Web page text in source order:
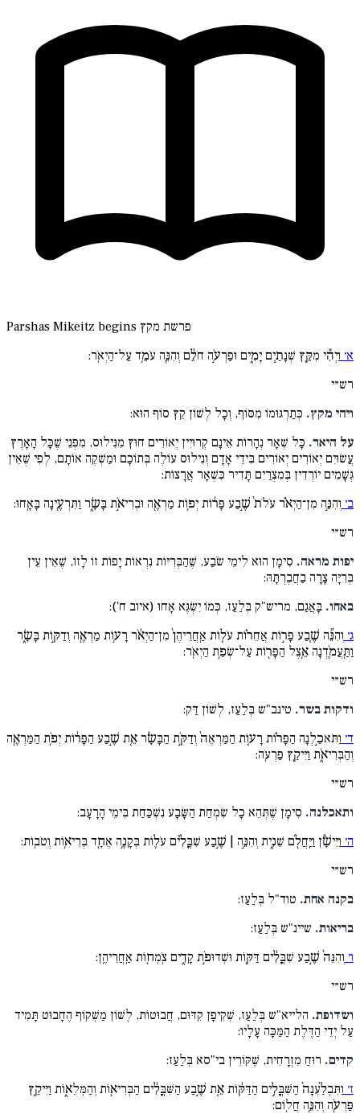
Parshas Mikeitz begins פרשת מקץ
א׳ וַיְהִ֕י מִקֵּ֖ץ שְׁנָתַ֣יִם יָמִ֑ים וּפַרְעֹ֣ה חֹלֵ֔ם וְהִנֵּ֖ה עֹמֵ֥ד עַל־הַיְאֹֽר:
רש״י
ויהי מקץ. כְּתַרְגּוּמוֹ מִסּוֹף, וְכָל לְשׁוֹן קֵץ סוֹף הוּא:
על היאר. כָּל שְׁאָר נְהָרוֹת אֵינָם קְרוּיִין יְאוֹרִים חוּץ מִנִּילוּס, מִפְּנֵי שֶׁכָּל הָאָרֶץ
עֲשׂוּיִם יְאוֹרִים יְאוֹרִים בִּידֵי אָדָם וְנִילוּס עוֹלֶה בְּתוֹכָם וּמַשְׁקֶה אוֹתָם, לְפִי שֶׁאֵין
גְּשָׁמִים יוֹרְדִין בְּמִצְרַיִם תָּדִיר כִּשְׁאָר אֲרָצוֹת:
ב׳ וְהִנֵּ֣ה מִן־הַיְאֹ֗ר עֹלֹת֙ שֶׁ֣בַע פָּר֔וֹת יְפ֥וֹת מַרְאֶ֖ה וּבְרִיאֹ֣ת בָּשָׂ֑ר וַתִּרְעֶ֖ינָה בָּאָֽחוּ:
רש״י
יפות מראה. סִימָן הוּא לִימֵי שֹׂבַע, שֶׁהַבְּרִיּוֹת נִרְאוֹת יָפוֹת זוֹ לָזוֹ, שֶׁאֵין עֵין
בְּרִיָּה צָרָה בַחֲבֶרְתָּהּ:
באחו. בָּאֲגַם, מריש"ק בְּלַעַז, כְּמוֹ יִשְׂגֶּא אָחוּ (איוב ח'):
ג׳ וְהִנֵּ֞ה שֶׁ֧בַע פָּר֣וֹת אֲחֵר֗וֹת עֹל֤וֹת אַֽחֲרֵיהֶן֙ מִן־הַיְאֹ֔ר רָע֥וֹת מַרְאֶ֖ה וְדַקּ֣וֹת בָּשָׂ֑ר
וַתַּֽעֲמֹ֛דְנָה אֵ֥צֶל הַפָּר֖וֹת עַל־שְׂפַ֥ת הַיְאֹֽר:
רש״י
ודקות בשר. טינב"ש בְּלַעַז, לְשׁוֹן דַּק:
ד׳ וַתֹּאכַ֣לְנָה הַפָּר֗וֹת רָע֤וֹת הַמַּרְאֶה֙ וְדַקֹּ֣ת הַבָּשָׂ֔ר אֵ֚ת שֶׁ֣בַע הַפָּר֔וֹת יְפֹ֥ת הַמַּרְאֶ֖ה
וְהַבְּרִיאֹ֑ת וַיִּיקַ֖ץ פַּרְעֹֽה:
רש״י
ותאכלנה. סִימָן שֶׁתְּהֵא כָל שִׂמְחַת הַשָּׂבָע נִשְׁכַּחַת בִּימֵי הָרָעָב:
ה׳ וַיִּישָׁ֕ן וַיַּֽחֲלֹ֖ם שֵׁנִ֑ית וְהִנֵּ֣ה | שֶׁ֣בַע שִׁבֳּלִ֗ים עֹל֛וֹת בְּקָנֶ֥ה אֶחָ֖ד בְּרִיא֥וֹת וְטֹבֽוֹת:
רש״י
בקנה אחת. טוד"ל בְּלַעַז:
בריאות. שיינ"ש בְּלַעַז:
ו׳ וְהִנֵּה֙ שֶׁ֣בַע שִׁבֳּלִ֔ים דַּקּ֖וֹת וּשְׁדוּפֹ֣ת קָדִ֑ים צֹֽמְח֖וֹת אַֽחֲרֵיהֶֽן:
רש״י
ושדופת. הלייא"ש בְּלַעַז, שְׁקִיפָן קִדּוּם, חֲבוּטוֹת, לְשׁוֹן מַשְׁקוֹף הֶחָבוּט תָּמִיד
עַל יְדֵי הַדֶּלֶת הַמַּכָּה עָלָיו:
קדים. רוּחַ מִזְרָחִית, שֶׁקּוֹרִין בי"סא בְּלַעַז:
ז׳ וַתִּבְלַ֨עְנָה֙ הַשִּׁבֳּלִ֣ים הַדַּקּ֔וֹת אֵ֚ת שֶׁ֣בַע הַשִּׁבֳּלִ֔ים הַבְּרִיא֖וֹת וְהַמְּלֵא֑וֹת וַיִּיקַ֥ץ
פַּרְעֹ֖ה וְהִנֵּ֥ה חֲלֽוֹם: